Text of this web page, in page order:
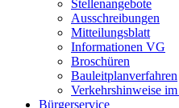
Stellenangebote
Ausschreibungen
Mitteilungsblatt
Informationen VG
Broschüren
Bauleitplanverfahren
Verkehrshinweise
Bürgerservice